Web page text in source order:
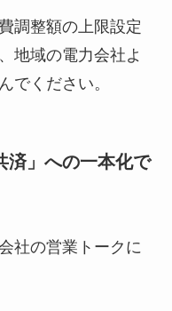
調整額の上限設定
地域の電力会社よ
でください。
」への一本化で
社の営業トークに